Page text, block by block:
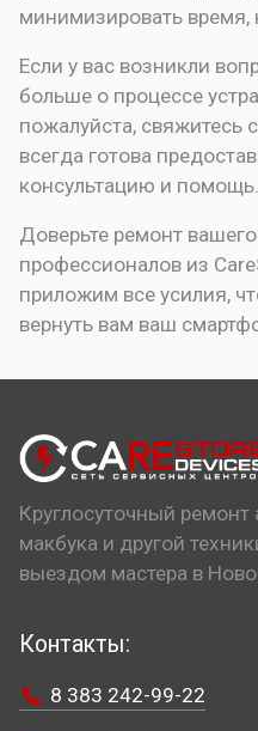
минимизировать время,
Если у вас возникли
больше о процессе
пожалуйста,
всегда готова
консультацию и помощь.
Доверьте ремонт
профессионалов из
приложим все усилия,
вернуть вам ваш
Круглосуточный ремонт
макбука и другой
выездом мастера в
Контакты:
8 383 242-99-22